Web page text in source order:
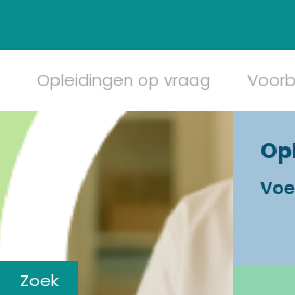
Opleidingen op vraag